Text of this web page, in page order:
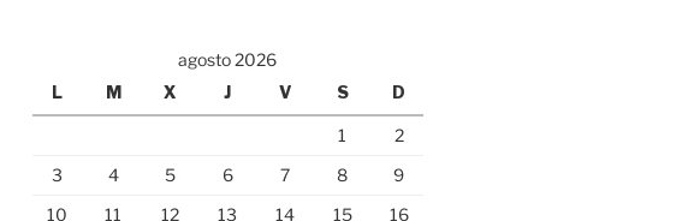
agosto 2026
L
M X J V S D
1
2
3
4 5 6 7 8
9
10
11 12 13 14 15
16